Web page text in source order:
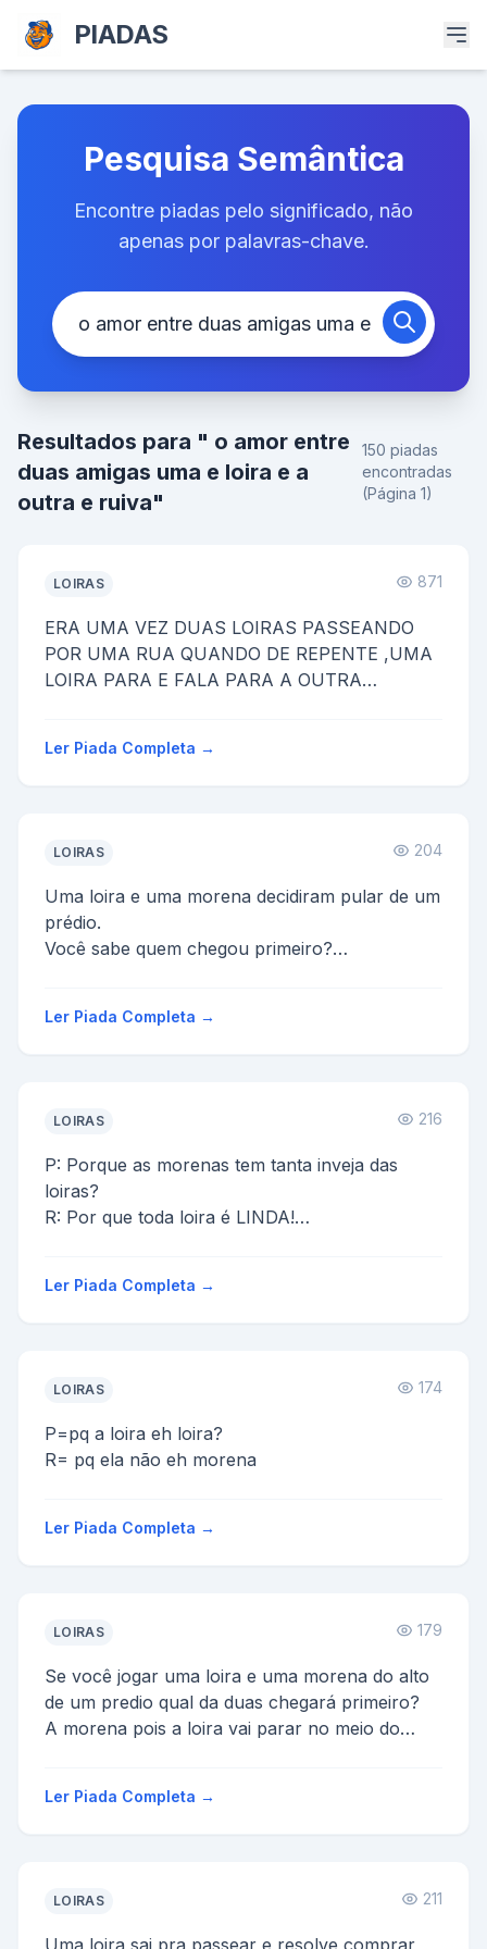
PIADAS
Pesquisa Semântica
Encontre piadas pelo significado, não
apenas por palavras-chave.
Resultados para " o amor entre
duas amigas uma e loira e a
outra e ruiva"
150 piadas
encontradas
(Página 1)
LOIRAS 871
ERA UMA VEZ DUAS LOIRAS PASSEANDO
POR UMA RUA QUANDO DE REPENTE ,UMA
LOIRA PARA E FALA PARA A OUTRA
Ler Piada Completa →
LOIRAS 204
Uma loira e uma morena decidiram pular de um
prédio.
Você sabe quem chegou primeiro?
Ler Piada Completa →
LOIRAS 216
P: Porque as morenas tem tanta inveja das
loiras?
R: Por que toda loira é LINDA!
Ler Piada Completa →
LOIRAS 174
P=pq a loira eh loira?
R= pq ela não eh morena
Ler Piada Completa →
LOIRAS 179
Se você jogar uma loira e uma morena do alto
de um predio qual da duas chegará primeiro?
A morena pois a loira vai parar no meio do
Ler Piada Completa →
LOIRAS 211
Uma loira sai pra passear e resolve comprar